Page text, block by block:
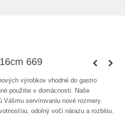
669
výrobkov vhodné do gastro
použitie v domácnosti. Naše
Vášmu servírovaniu nové rozmery.
odolný voči nárazu a rozbitiu.